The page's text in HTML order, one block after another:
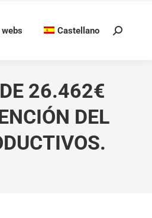
Castellano Buscar:
26.462€
DEL